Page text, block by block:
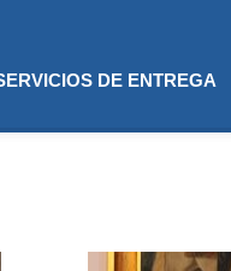
DE ENTREGA